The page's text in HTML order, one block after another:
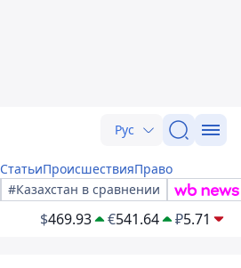
Рус
СтатьиПроисшествияПраво
#Казахстан в сравнении
$469.93 €541.64 ₽5.71